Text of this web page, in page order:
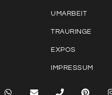
UMARBEIT
TRAURINGE
EXPOS
IMPRESSUM